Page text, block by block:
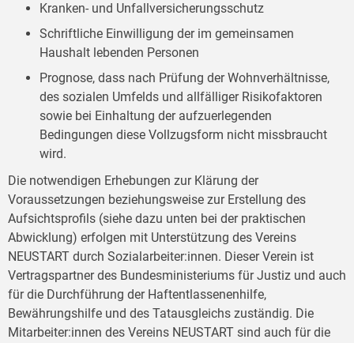
Kranken- und Unfallversicherungsschutz
Schriftliche Einwilligung der im gemeinsamen
Haushalt lebenden Personen
Prognose, dass nach Prüfung der Wohnverhältnisse,
des sozialen Umfelds und allfälliger Risikofaktoren
sowie bei Einhaltung der aufzuerlegenden
Bedingungen diese Vollzugsform nicht missbraucht
wird.
Die notwendigen Erhebungen zur Klärung der
Voraussetzungen beziehungsweise zur Erstellung des
Aufsichtsprofils (siehe dazu unten bei der praktischen
Abwicklung) erfolgen mit Unterstützung des Vereins
NEUSTART durch Sozialarbeiter:innen. Dieser Verein ist
Vertragspartner des Bundesministeriums für Justiz und auch
für die Durchführung der Haftentlassenenhilfe,
Bewährungshilfe und des Tatausgleichs zuständig. Die
Mitarbeiter:innen des Vereins NEUSTART sind auch für die